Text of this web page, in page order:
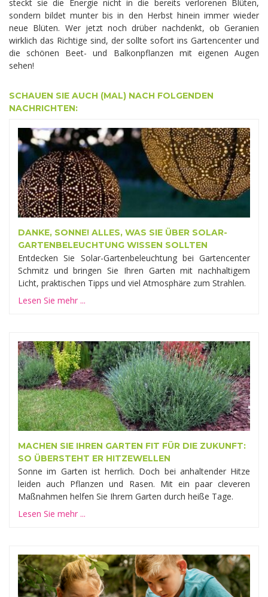
steckt sie die Energie nicht in die bereits verlorenen Blüten,
sondern bildet munter bis in den Herbst hinein immer wieder
neue Blüten. Wer jetzt noch drüber nachdenkt, ob Geranien
wirklich das Richtige sind, der sollte sofort ins Gartencenter und
die schönen Beet- und Balkonpflanzen mit eigenen Augen
sehen!
SCHAUEN SIE AUCH (MAL) NACH FOLGENDEN
NACHRICHTEN:
DANKE, SONNE! ALLES, WAS SIE ÜBER SOLAR-
GARTENBELEUCHTUNG WISSEN SOLLTEN
Entdecken Sie Solar-Gartenbeleuchtung bei Gartencenter
Schmitz und bringen Sie Ihren Garten mit nachhaltigem
Licht, praktischen Tipps und viel Atmosphäre zum Strahlen.
Lesen Sie mehr ...
MACHEN SIE IHREN GARTEN FIT FÜR DIE ZUKUNFT:
SO ÜBERSTEHT ER HITZEWELLEN
Sonne im Garten ist herrlich. Doch bei anhaltender Hitze
leiden auch Pflanzen und Rasen. Mit ein paar cleveren
Maßnahmen helfen Sie Ihrem Garten durch heiße Tage.
Lesen Sie mehr ...